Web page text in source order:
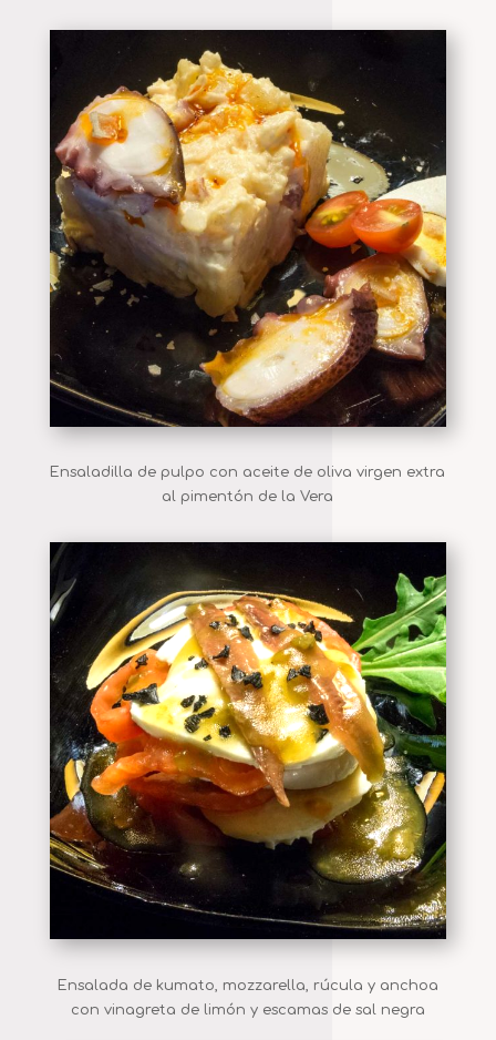
Ensaladilla de pulpo con aceite de oliva virgen extra
al pimentón de la Vera
Ensalada de kumato, mozzarella, rúcula y anchoa
con vinagreta de limón y escamas de sal negra